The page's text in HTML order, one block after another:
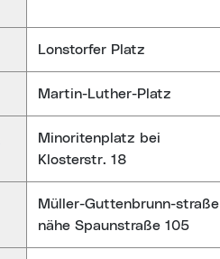
Lonstorfer Platz
Martin-Luther-Platz
Minoritenplatz bei
Klosterstr. 18
Müller-Guttenbrunn-straße
nähe Spaunstraße 105